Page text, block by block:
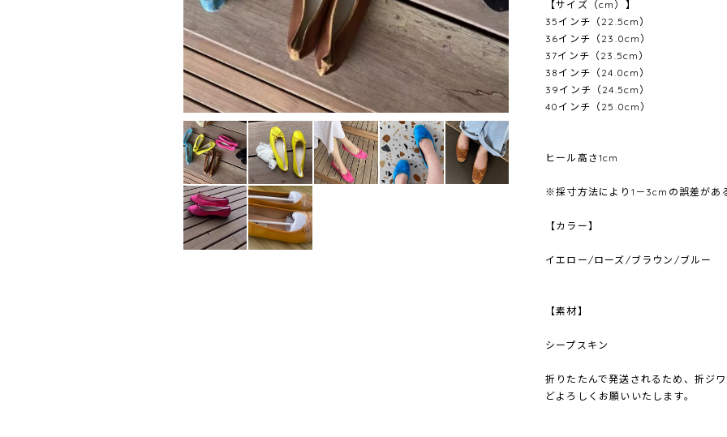
【サイズ（cm）】
35インチ（22.5cm）
36インチ（23.0cm）
37インチ（23.5cm）
38インチ（24.0cm）
39インチ（24.5cm）
40インチ（25.0cm）
ヒール高さ1cm
※採寸方法により1－3cmの誤差があ
【カラー】
イエロー/ローズ/ブラウン/ブルー
【素材】
シープスキン
折りたたんで発送されるため、折ジ
どよろしくお願いいたします。